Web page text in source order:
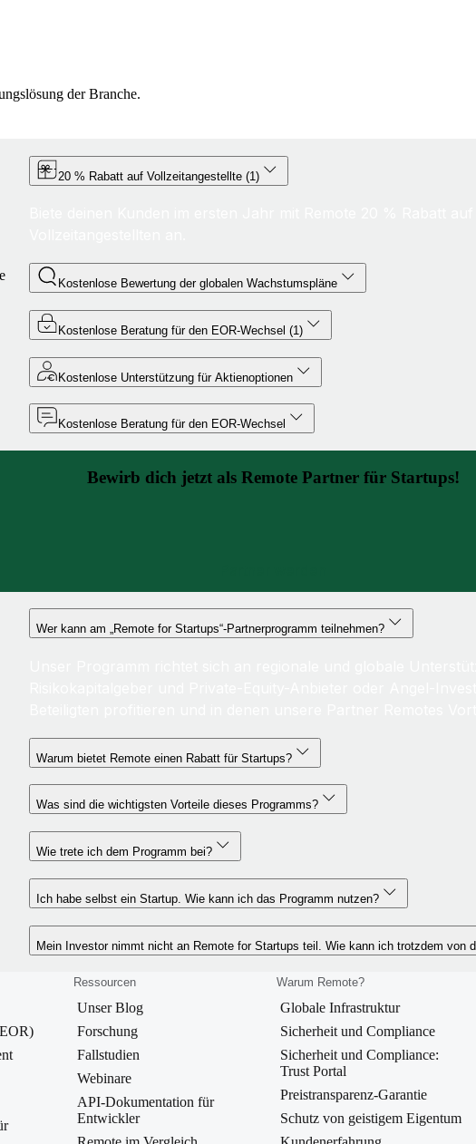
der Branche.
20 % Rabatt auf Vollzeitangestellte (1)
Kostenlose Bewertung der globalen Wachstumspläne
Kostenlose Beratung für den EOR-Wechsel (1)
Kostenlose Unterstützung für Aktienoptionen
Kostenlose Beratung für den EOR-Wechsel
Bewirb dich jetzt als Remote Partner für Startups!
Wer kann am „Remote for Startups“-Partnerprogramm teilnehmen?
Warum bietet Remote einen Rabatt für Startups?
Was sind die wichtigsten Vorteile dieses Programms?
Wie trete ich dem Programm bei?
Ich habe selbst ein Startup. Wie kann ich das Programm nutzen?
Mein Investor nimmt nicht an Remote for Startups teil. Wie kann ich trotzdem von
Ressourcen
Unser Blog
Forschung
Fallstudien
Webinare
API-Dokumentation für
Entwickler
Warum Remote?
Globale Infrastruktur
Sicherheit und Compliance
Sicherheit und Compliance:
Trust Portal
Preistransparenz-Garantie
Schutz von geistigem Eigentum